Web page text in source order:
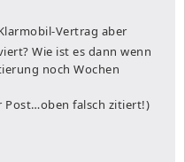
Vertrag aber
Wie ist es dann wenn
noch Wochen
Post…oben falsch zitiert!)